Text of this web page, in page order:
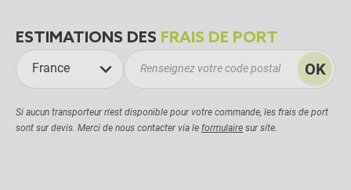
ESTIMATIONS DES FRAIS DE PORT
France OK
Si aucun transporteur n'est disponible pour votre commande, les frais de port
sont sur devis. Merci de nous contacter via le formulaire sur site.